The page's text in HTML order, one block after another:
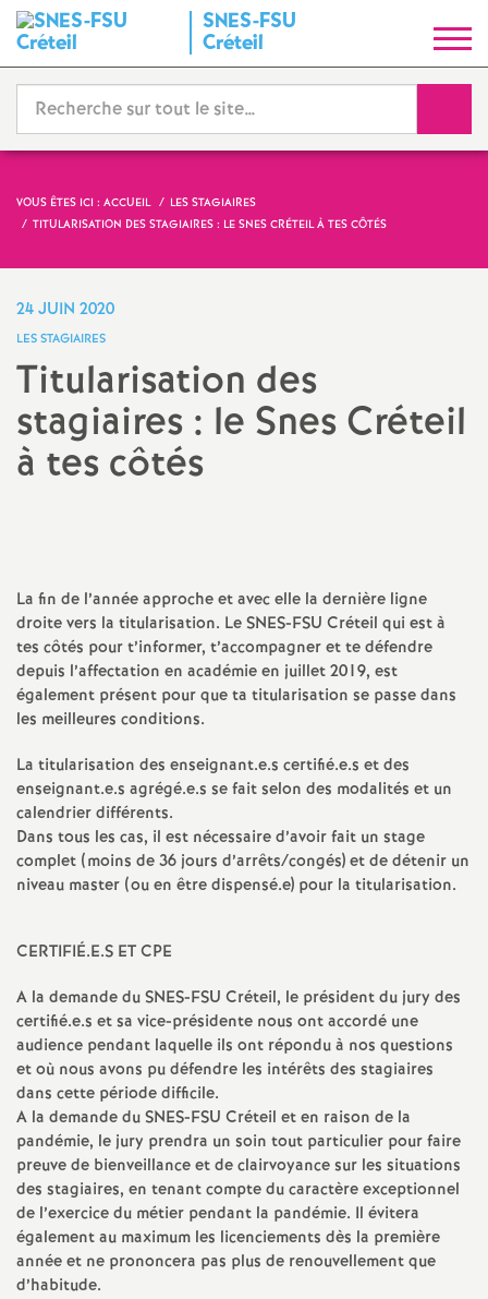
SNES-FSU
Créteil
y
n
d
i
t
t
i
o
n
a
l
e
s
E
n
s
e
VOUS ÊTES ICI : ACCUEIL
LES STAGIAIRES
TITULARISATION DES STAGIAIRES : LE SNES CRÉTEIL À TES CÔTÉS
24 JUIN 2020
LES STAGIAIRES
Titularisation des
stagiaires : le Snes Créteil
à tes côtés
La fin de l’année approche et avec elle la dernière ligne
droite vers la titularisation. LeSNES-FSU Créteil qui est à
tes côtés pour t’informer, t’accompagner et te défendre
depuis l’affectation en académie en juillet 2019, est
également présent pour que ta titularisation se passe dans
les meilleures conditions.
La titularisation des enseignant.e.s certifié.e.s et des
enseignant.e.s agrégé.e.s se fait selon des modalités et un
calendrier différents.
Dans tous les cas, il est nécessaire d’avoir fait un stage
complet (moins de 36 jours d’arrêts/congés) et de détenir un
niveau master (ou en être dispensé.e) pour la titularisation.
CERTIFIÉ.E.S ETCPE
A la demande duSNES-FSU Créteil, le président du jury des
certifié.e.s et sa vice-présidente nous ont accordé une
audience pendant laquelle ils ont répondu à nos questions
et où nous avons pu défendre les intérêts des stagiaires
dans cette période difficile.
A la demande duSNES-FSU Créteil et en raison de la
pandémie, le jury prendra un soin tout particulier pour faire
preuve de bienveillance et de clairvoyance sur les situations
des stagiaires, en tenant compte du caractère exceptionnel
de l’exercice du métier pendant la pandémie. Il évitera
également au maximum les licenciements dès la première
année et ne prononcera pas plus de renouvellement que
d’habitude.